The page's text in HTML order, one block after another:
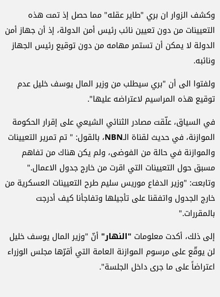
وكشف الزوار ان بري "طاير عقله" مما حصل إذ تمت هذه
التعيينات من دون تعيين نائب رئيس أمن الدولة، إذ أن جهاز أمن
الدولة لا يمكن أن تستمر مهامه من دون توقيع رئيس الجهاز
ونائبه.
ولفتوا الى أن "بري سيطلب من وزير المال يوسف خليل عدم
توقيع هذه المراسيم لاعتراضه عليها".
في السياق، علّقت مصادر الثنائي الشيعي على إقرار الحكومة
الموازنة، في حديث لقناة الـNBN، بالقول: " تم تمرير التعيينات
والموازنة في حالة من الفوضى، ولم يكن هناك من تفاهم
مسبق حول التعيينات التي اقرت من خارج جدول الاعمال."
وتابعت: "وزير الدفاع موريس سليم طرح التعيينات العسكرية من
خارج الجدول واتفقنا على تأجيلها وتفاجأنا كيف أدرجت
بالمقررات."
إلى ذلك، أكدت معلومات "النهار" أنّ "وزير المال يوسف خليل
لن يوقّع على مرسوم الموازنة العامة التي أقرّها مجلس الوزراء
اعتراضاً على ما جرى داخل الجلسة".